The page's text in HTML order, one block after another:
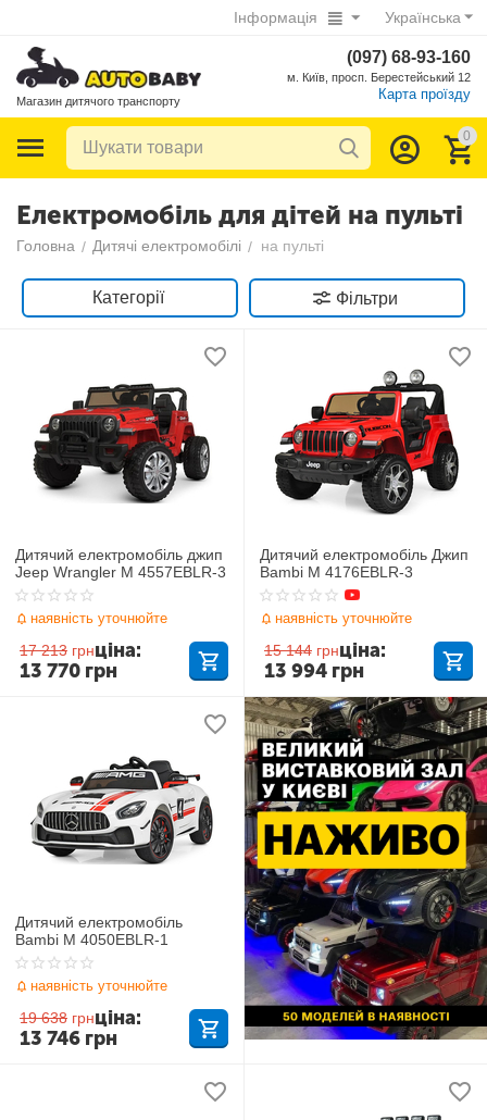
Українська
Інформація
Магазин дитячого транспорту
(097) 68-93-160
м. Київ, просп. Берестейський 12
Карта проїзду
0
Електромобіль для дітей на пульті
Головна / Дитячі електромобілі / на пульті
Категорії Фільтри
Дитячий електромобіль джип
Jeep Wrangler M 4557EBLR-3
наявність уточнюйте
17 213 грн
13 770 грн
ціна:
Дитячий електромобіль Джип
Bambi M 4176EBLR-3
наявність уточнюйте
15 144 грн
13 994 грн
ціна:
Дитячий електромобіль
Bambi M 4050EBLR-1
наявність уточнюйте
19 638 грн
13 746 грн
ціна: